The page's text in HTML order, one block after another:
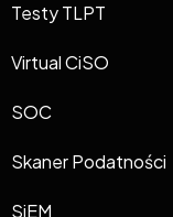
Testy TLPT
Virtual CiSO
SOC
Skaner Podatności
SiEM